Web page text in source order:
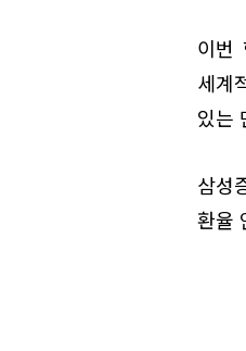
이번
세계
있는
삼성
환율